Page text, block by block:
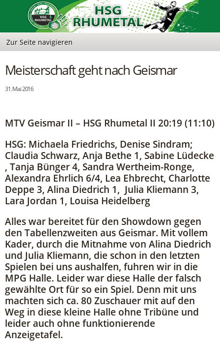
Meisterschaft geht nach Geismar
31. Mai 2016
MTV Geismar II – HSG Rhumetal II 20:19 (11:10)
HSG: Michaela Friedrichs, Denise Sindram;
Claudia Schwarz, Anja Bethe 1, Sabine Lüdecke
, Tanja Bünger 4, Sandra Wertheim-Ronge,
Alexandra Ehrlich 6/4, Lea Ehbrecht, Charlotte
Deppe 3, Alina Diedrich 1, Julia Kliemann 3,
Lara Jordan 1, Louisa Heidelberg
Alles war bereitet für den Showdown gegen
den Tabellenzweiten aus Geismar. Mit vollem
Kader, durch die Mitnahme von Alina Diedrich
und Julia Kliemann, die schon in den letzten
Spielen bei uns aushalfen, fuhren wir in die
MPG Halle. Leider war diese Halle der falsch
gewählte Ort für so ein Spiel. Denn mit uns
machten sich ca. 80 Zuschauer mit auf den
Weg in diese kleine Halle ohne Tribüne und
leider auch ohne funktionierende
Anzeigetafel.